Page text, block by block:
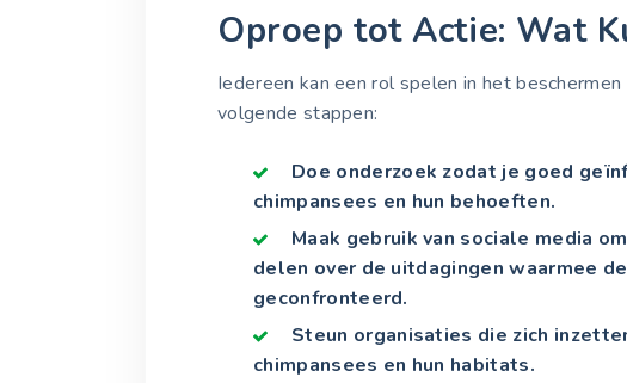
Oproep tot Actie: Wat
Iedereen kan een rol spelen in het
volgende stappen:
Doe onderzoek zodat je goed
chimpansees en hun behoeften.
Maak gebruik van sociale media
delen over de uitdagingen waarmee
geconfronteerd.
Steun organisaties die zich
chimpansees en hun habitats.